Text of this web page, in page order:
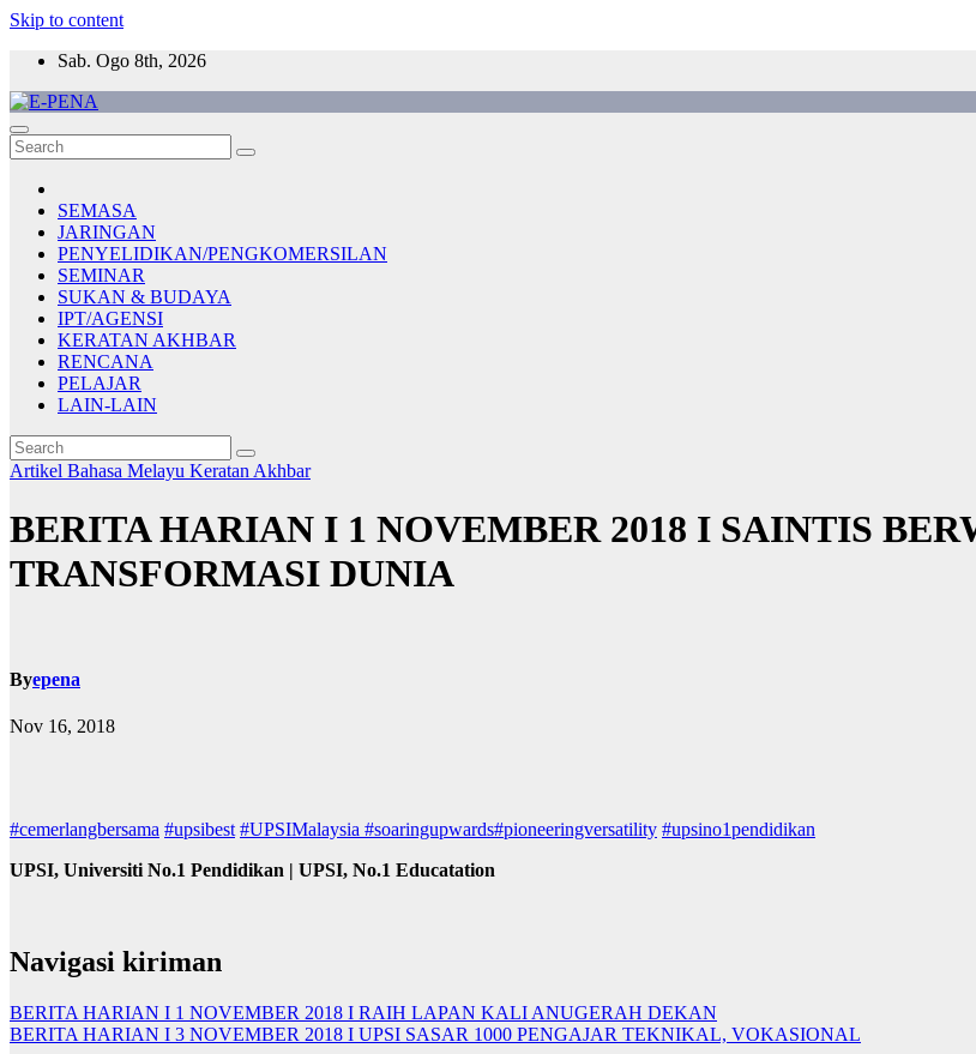
Skip to content
Sab. Ogo 8th, 2026
E-PENA
Berita Digital Terkini
SEMASA
JARINGAN
PENYELIDIKAN/PENGKOMERSILAN
SEMINAR
SUKAN & BUDAYA
IPT/AGENSI
KERATAN AKHBAR
RENCANA
PELAJAR
LAIN-LAIN
Artikel Bahasa Melayu Keratan Akhbar
BERITA HARIAN I 1 NOVEMBER 2018 I SAINTIS
TRANSFORMASI DUNIA
Byepena
Nov 16, 2018
#cemerlangbersama #upsibest #UPSIMalaysia #soaringupwards#pioneeringversatility #upsino1pendidikan
UPSI, Universiti No.1 Pendidikan | UPSI, No.1 Educatation
Navigasi kiriman
BERITA HARIAN I 1 NOVEMBER 2018 I RAIH LAPAN KALI ANUGERAH DEKAN
BERITA HARIAN I 3 NOVEMBER 2018 I UPSI SASAR 1000 PENGAJAR TEKNIKAL, VOKASIONAL